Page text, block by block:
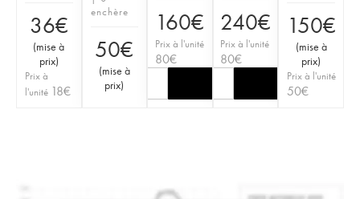
36€
(mise à
prix)
Prix à
l'unité 18€
enchère
50€
(mise à
prix)
160€
Prix à l'unité
80€
240€
Prix à l'unité
80€
150€
(mise à
prix)
Prix à l'unité
50€